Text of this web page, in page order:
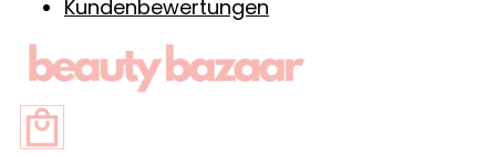
Kundenbewertungen